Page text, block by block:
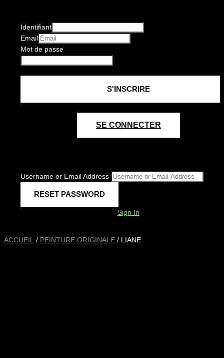
Identifiant
Email
Mot de passe
SE CONNECTER
Username or Email Address
Sign In
ACCUEIL / PEINTURE ORIGINALE / LIANE